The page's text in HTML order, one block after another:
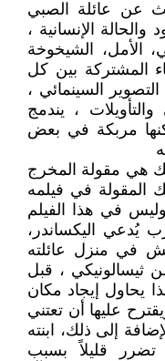
عن عائلة الصبي
والحالة الإنسانية ،
الأمل، الشيخوخة
المشتركة بين كل
السينمائي ،
، يندمج
مربكة في بعض
هي مقولة المخرج
المقولة في فيلمه
في هذا الفيلم
يُدعي اليكساندر،
في منزل عائلته
ثيسالونيكي ، قبل
يحاول إيجاد مكان
عليها أن تعتني
إلى ذلك، ابنته
تضرر قليلاً بسبب